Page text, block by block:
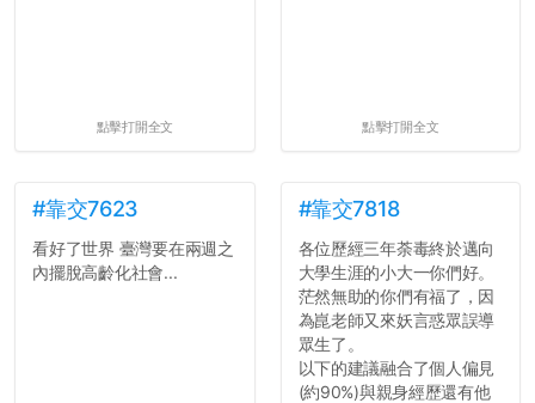
點擊打開全文 點擊打開全文
#靠交7623
看好了世界 臺灣要在兩週之
內擺脫高齡化社會...
#靠交7818
各位歷經三年荼毒終於邁向
大學生涯的小大一你們好。
茫然無助的你們有福了，因
為崑老師又來妖言惑眾誤導
眾生了。
以下的建議融合了個人偏見
(約90%)與親身經歷還有他